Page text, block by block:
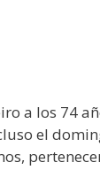
a los 74
el